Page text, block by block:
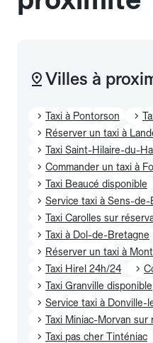
Villes à
Taxi à Pontorson
Réserver un taxi à
Taxi Saint-Hilaire-du-
Commander un taxi à
Taxi Beaucé disponible
Service taxi à Sens-de-
Taxi Carolles sur
Taxi à Dol-de-Bretagne
Réserver un taxi à
Taxi Hirel 24h/24
Taxi Granville disponible
Service taxi à Donville-
Taxi Miniac-Morvan sur
Taxi pas cher Tinténiac